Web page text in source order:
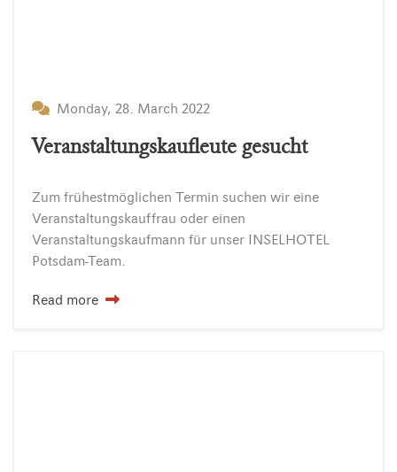
Monday, 28. March 2022
Veranstaltungskaufleute gesucht
Zum frühestmöglichen Termin suchen wir eine
Veranstaltungskauffrau oder einen
Veranstaltungskaufmann für unser INSELHOTEL
Potsdam-Team.
Read more